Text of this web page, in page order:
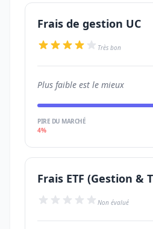
Frais de gestion UC
Très bon
Plus faible est le mieux
PIRE DU MARCHÉ
4%
Frais ETF (Gestion &
Non évalué